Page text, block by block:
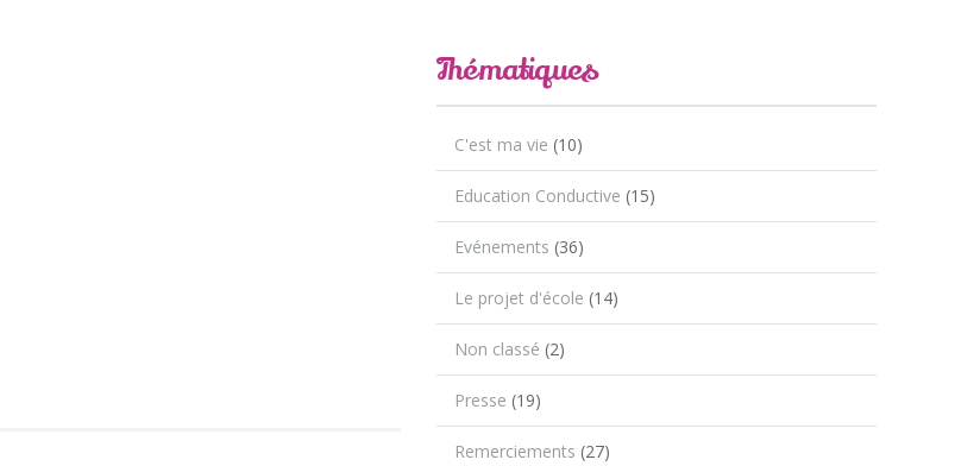
Thématiques
C'est ma vie (10)
Education Conductive (15)
Evénements (36)
Le projet d'école (14)
Non classé (2)
Presse (19)
Remerciements (27)